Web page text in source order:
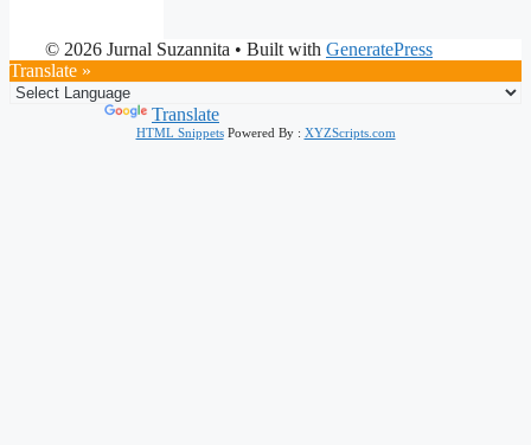
© 2026 Jurnal Suzannita • Built with GeneratePress
Translate »
Translate
HTML SnippetsPowered By : XYZScripts.com